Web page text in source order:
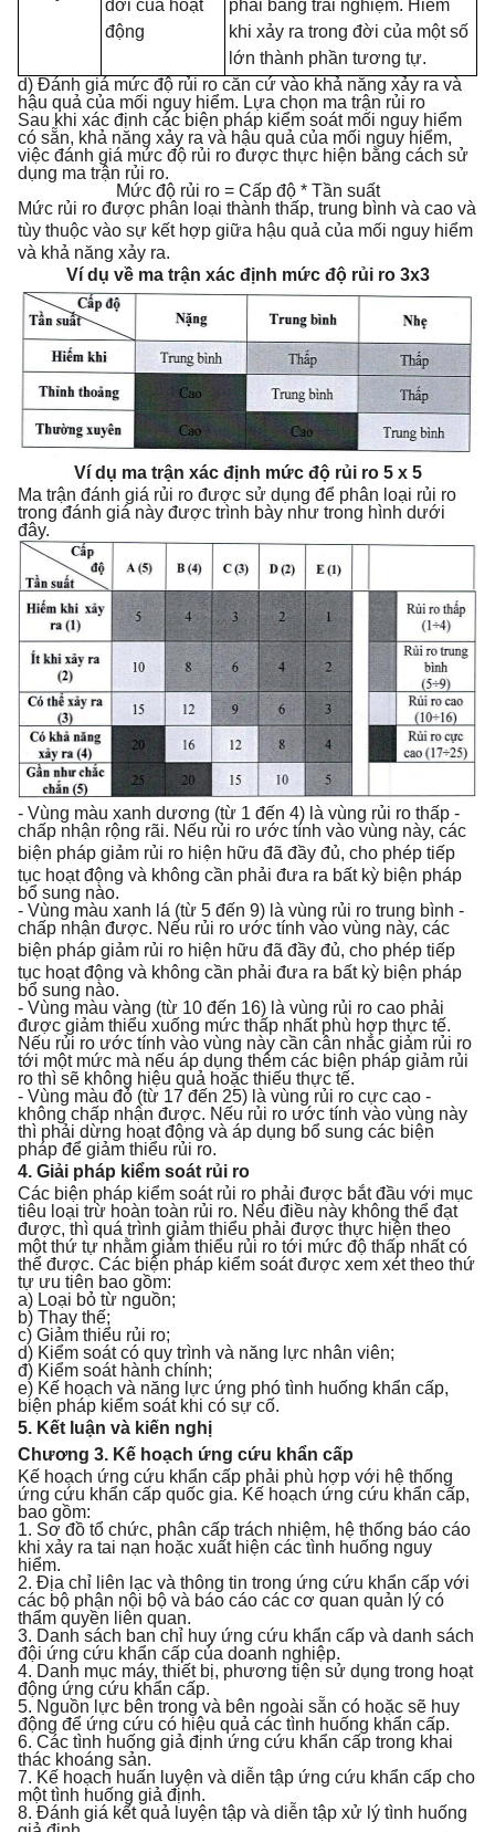
đời của hoạt
động
phải bằng trải nghiệm. Hiếm
khi xảy ra trong đời của một số
lớn thành phần tương tự.
d) Đánh giá mức độ rủi ro căn cứ vào khả năng xảy ra và
hậu quả của mối nguy hiểm. Lựa chọn ma trận rủi ro
Sau khi xác định các biện pháp kiểm soát mối nguy hiểm
có sẵn, khả năng xảy ra và hậu quả của mối nguy hiểm,
việc đánh giá mức độ rủi ro được thực hiện bằng cách sử
dụng ma trận rủi ro.
Mức độ rủi ro = Cấp độ * Tần suất
Mức rủi ro được phân loại thành thấp, trung bình và cao và
tùy thuộc vào sự kết hợp giữa hậu quả của mối nguy hiểm
và khả năng xảy ra.
Ví dụ về ma trận xác định mức độ rủi ro 3x3
Ví dụ ma trận xác định mức độ rủiro 5 x 5
Ma trận đánh giá rủi ro được sử dụng để phân loại rủi ro
trong đánh giá này được trình bày như trong hình dưới
đây.
- Vùng màu xanh dương (từ 1 đến 4) là vùng rủi ro thấp -
chấp nhận rộng rãi. Nếu rủi ro ước tính vào vùng này, các
biện pháp giảm rủi ro hiện hữu đã đầy đủ, cho phép tiếp
tục hoạt động và không cần phải đưa ra bất kỳ biện pháp
bổ sung nào.
- Vùng màu xanh lá (từ 5 đến 9) là vùng rủi ro trung bình -
chấp nhận được. Nếu rủi ro ước tính vào vùng này, các
biện pháp giảm rủi ro hiện hữu đã đầy đủ, cho phép tiếp
tục hoạt động và không cần phải đưa ra bất kỳ biện pháp
bổ sung nào.
- Vùng màu vàng (từ 10 đến 16) là vùng rủi ro cao phải
được giảm thiểu xuống mức thấp nhất phù hợp thực tế.
Nếu rủi ro ước tính vào vùng này cần cân nhắc giảm rủi ro
tới một mức mà nếu áp dụng thêm các biện pháp giảm rủi
ro thì sẽ không hiệu quả hoặc thiếu thực tế.
- Vùng màu đỏ (từ 17 đến 25) là vùng rủi ro cực cao -
không chấp nhận được. Nếu rủi ro ước tính vào vùng này
thì phải dừng hoạt động và áp dụng bổ sung các biện
pháp để giảm thiểu rủi ro.
4. Giải pháp kiểm soát rủi ro
Các biện pháp kiểm soát rủi ro phải được bắt đầu với mục
tiêu loại trừ hoàn toàn rủi ro. Nếu điều này không thể đạt
được, thì quá trình giảm thiểu phải được thực hiện theo
một thứ tự nhằm giảm thiểu rủi ro tới mức độ thấp nhất có
thể được. Các biện pháp kiểm soát được xem xét theo thứ
tự ưu tiên bao gồm:
a) Loại bỏ từ nguồn;
b) Thay thế;
c) Giảm thiểu rủi ro;
d) Kiểm soát có quy trình và năng lực nhân viên;
đ) Kiểm soát hành chính;
e) Kế hoạch và năng lực ứng phó tình huống khẩn cấp,
biện pháp kiểm soát khi có sự cố.
5. Kết luận và kiến nghị
Chương 3. Kế hoạch ứng cứu khẩn cấp
Kế hoạch ứng cứu khẩn cấp phải phù hợp với hệ thống
ứng cứu khẩn cấp quốc gia. Kế hoạch ứng cứu khẩn cấp,
bao gồm:
1. Sơ đồ tổ chức, phân cấp trách nhiệm, hệ thống báo cáo
khi xảy ra tai nạn hoặc xuất hiện các tình huống nguy
hiểm.
2. Địa chỉ liên lạc và thông tin trong ứng cứu khẩn cấp với
các bộ phận nội bộ và báo cáo các cơ quan quản lý có
thẩm quyền liên quan.
3. Danh sách ban chỉ huy ứng cứu khẩn cấp và danh sách
đội ứng cứu khẩn cấp của doanh nghiệp.
4. Danh mục máy, thiết bị, phương tiện sử dụng trong hoạt
động ứng cứu khẩn cấp.
5. Nguồn lực bên trong và bên ngoài sẵn có hoặc sẽ huy
động để ứng cứu có hiệu quả các tình huống khẩn cấp.
6. Các tình huống giả định ứng cứu khẩn cấp trong khai
thác khoáng sản.
7. Kế hoạch huấn luyện và diễn tập ứng cứu khẩn cấp cho
một tình huống giả định.
8. Đánh giá kết quả luyện tập và diễn tập xử lý tình huống